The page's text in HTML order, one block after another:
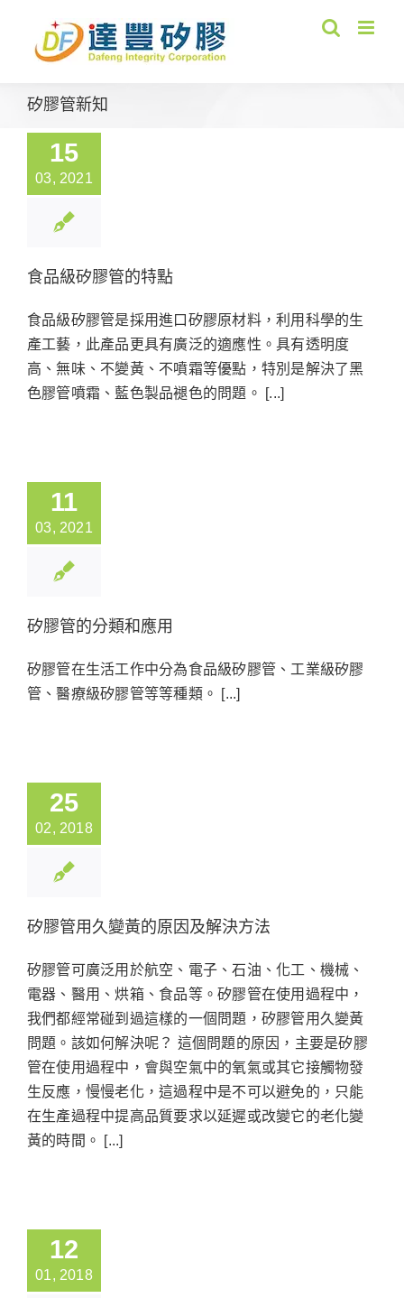
content
矽膠管新知
15
03, 2021
食品級矽膠管的特點
食品級矽膠管是採用進口矽膠原材料，利用科學的生
產工藝，此產品更具有廣泛的適應性。具有透明度
高、無味、不變黃、不噴霜等優點，特別是解決了黑
色膠管噴霜、藍色製品褪色的問題。 [...]
11
03, 2021
矽膠管的分類和應用
矽膠管在生活工作中分為食品級矽膠管、工業級矽膠
管、醫療級矽膠管等等種類。 [...]
25
02, 2018
矽膠管用久變黃的原因及解決方法
矽膠管可廣泛用於航空、電子、石油、化工、機械、
電器、醫用、烘箱、食品等。矽膠管在使用過程中，
我們都經常碰到過這樣的一個問題，矽膠管用久變黃
問題。該如何解決呢？ 這個問題的原因，主要是矽膠
管在使用過程中，會與空氣中的氧氣或其它接觸物發
生反應，慢慢老化，這過程中是不可以避免的，只能
在生產過程中提高品質要求以延遲或改變它的老化變
黃的時間。 [...]
12
01, 2018